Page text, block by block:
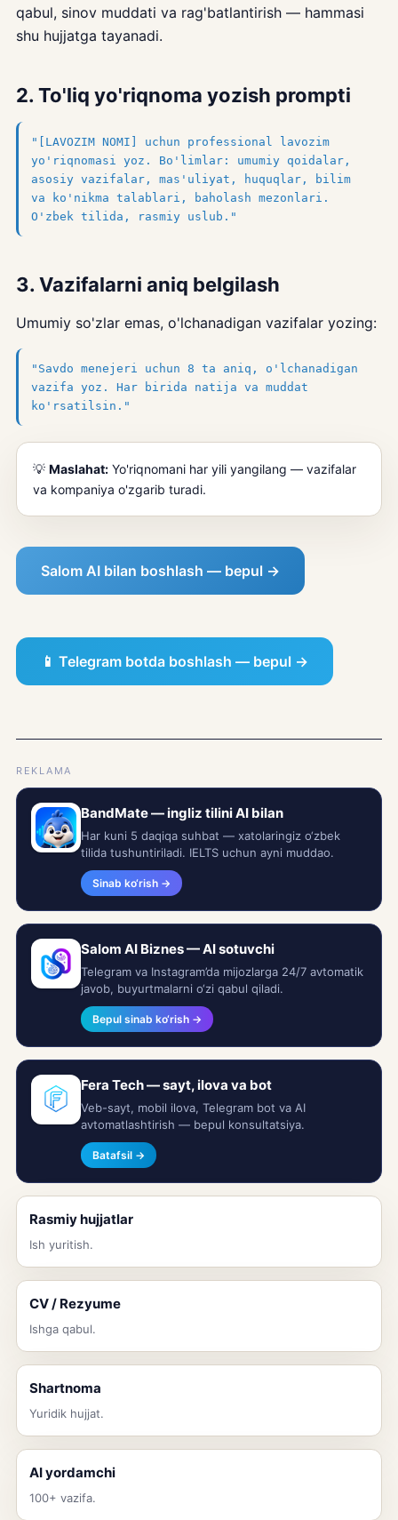
qabul, sinov muddati va rag'batlantirish — hammasi
shu hujjatga tayanadi.
2. To'liq yo'riqnoma yozish prompti
"[LAVOZIM NOMI] uchun professional lavozim
yo'riqnomasi yoz. Bo'limlar: umumiy qoidalar,
asosiy vazifalar, mas'uliyat, huquqlar, bilim
va ko'nikma talablari, baholash mezonlari.
O'zbek tilida, rasmiy uslub."
3. Vazifalarni aniq belgilash
Umumiy so'zlar emas, o'lchanadigan vazifalar yozing:
"Savdo menejeri uchun 8 ta aniq, o'lchanadigan
vazifa yoz. Har birida natija va muddat
ko'rsatilsin."
💡 Maslahat: Yo'riqnomani har yili yangilang — vazifalar
va kompaniya o'zgarib turadi.
Salom AI bilan boshlash — bepul →
📱 Telegram botda boshlash — bepul →
REKLAMA
BandMate — ingliz tilini AI bilan
Har kuni 5 daqiqa suhbat — xatolaringiz o‘zbek
tilida tushuntiriladi. IELTS uchun ayni muddao.
Sinab ko‘rish →
Salom AI Biznes — AI sotuvchi
Telegram va Instagram’da mijozlarga 24/7 avtomatik
javob, buyurtmalarni o‘zi qabul qiladi.
Bepul sinab ko‘rish →
Fera Tech — sayt, ilova va bot
Veb-sayt, mobil ilova, Telegram bot va AI
avtomatlashtirish — bepul konsultatsiya.
Batafsil →
Rasmiy hujjatlar
Ish yuritish.
CV / Rezyume
Ishga qabul.
Shartnoma
Yuridik hujjat.
AI yordamchi
100+ vazifa.